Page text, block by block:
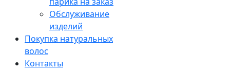
Обслуживание
изделий
Покупка натуральных
волос
Контакты